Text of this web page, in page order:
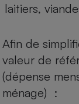
laitiers,
Afin de
valeur de
(dépense
ménage) :